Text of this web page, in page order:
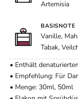
Artemisia
BASISNOTE
Vanille,
Tabak,
• Enthält
• Empfehlung: Für
• Menge: 30ml, 50ml